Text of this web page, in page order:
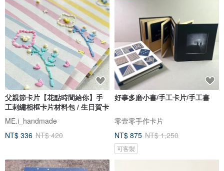
父親節卡片【花點時間給你】手
工刺繡相框卡片材料包 / 生日賀卡
ME.i_handmade
NT$ 336 NT$ 420
好事多磨小書/手工卡片/手工書
零壹零手作卡片
NT$ 875 NT$ 1,250
可客製